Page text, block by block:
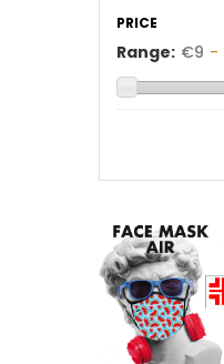
PRICE
Range: €9 -